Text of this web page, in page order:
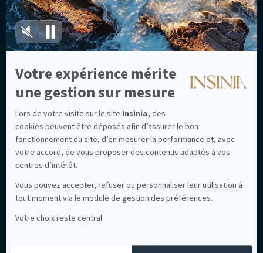
NOUS CONTACTER
NOUS SUIVRE
L
I
N
D
I
MENTION LÉGALES
NOTICE DE PROTECTION DES DONNÉES
RÉCLAMATION